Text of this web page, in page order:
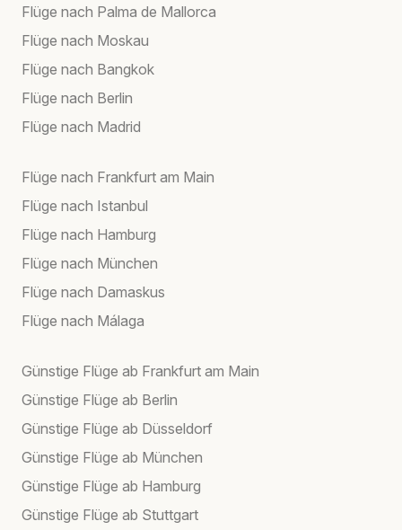
Flüge nach Palma de Mallorca
Flüge nach Moskau
Flüge nach Bangkok
Flüge nach Berlin
Flüge nach Madrid
Flüge nach Frankfurt am Main
Flüge nach Istanbul
Flüge nach Hamburg
Flüge nach München
Flüge nach Damaskus
Flüge nach Málaga
Günstige Flüge ab Frankfurt am Main
Günstige Flüge ab Berlin
Günstige Flüge ab Düsseldorf
Günstige Flüge ab München
Günstige Flüge ab Hamburg
Günstige Flüge ab Stuttgart